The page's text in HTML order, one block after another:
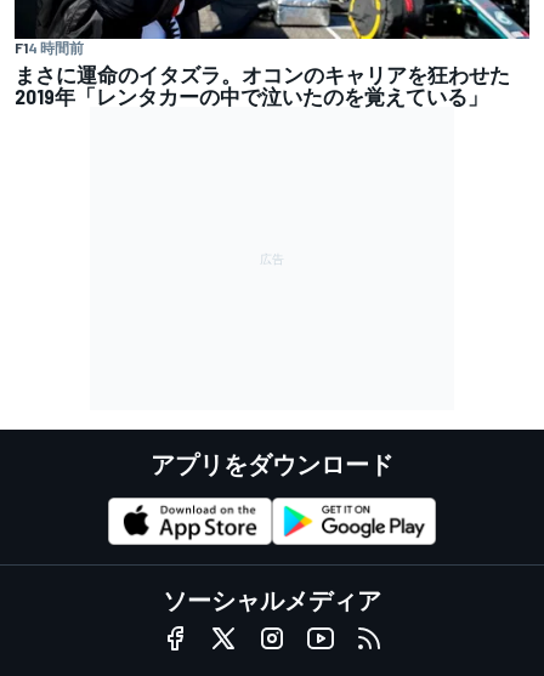
F14 時間前
まさに運命のイタズラ。オコンのキャリアを狂わせた
2019年「レンタカーの中で泣いたのを覚えている」
アプリをダウンロード
ソーシャルメディア